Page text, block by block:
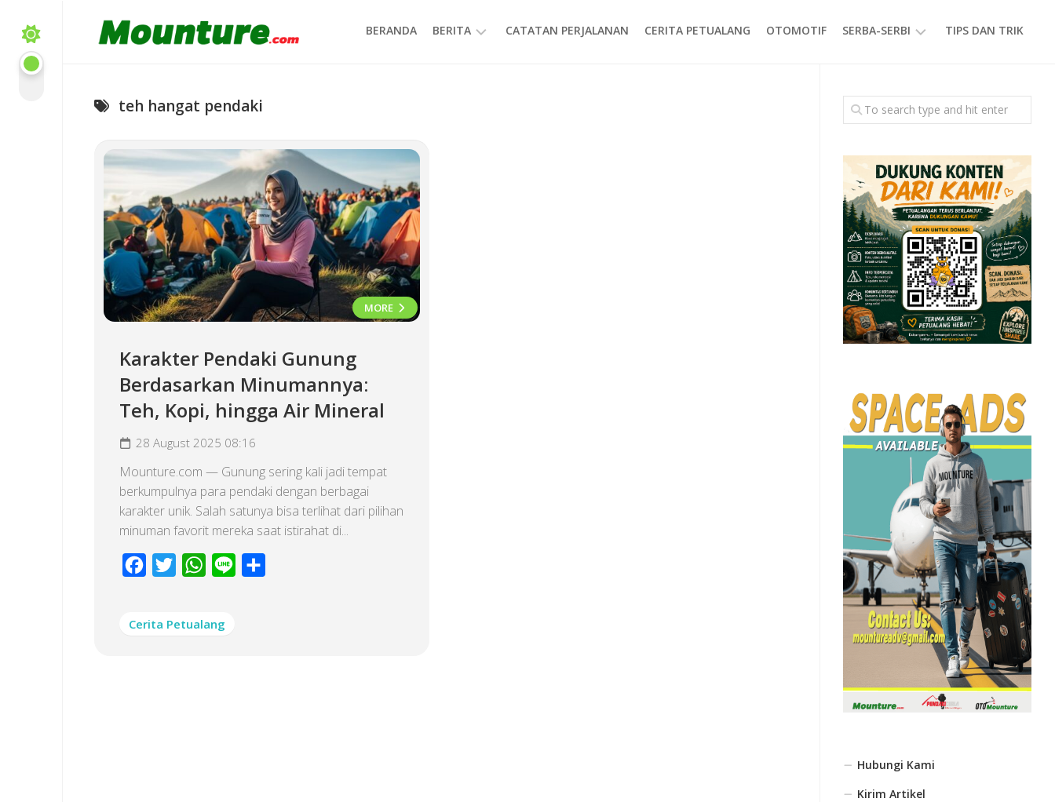
content
BERANDA BERITA CATATAN PERJALANAN CERITA PETUALANG OTOMOTIF SERBA-SERBI
GAYA
HIDUP
TIPS DAN TRIK
teh hangat pendaki
MORE
Karakter Pendaki Gunung
Berdasarkan Minumannya:
Teh, Kopi, hingga Air Mineral
28 August 2025 08:16
Mounture.com — Gunung sering kali jadi tempat
berkumpulnya para pendaki dengan berbagai
karakter unik. Salah satunya bisa terlihat dari pilihan
minuman favorit mereka saat istirahat di...
Facebook
Twitter WhatsApp
Line
Cerita Petualang
Hubungi Kami
Kirim Artikel